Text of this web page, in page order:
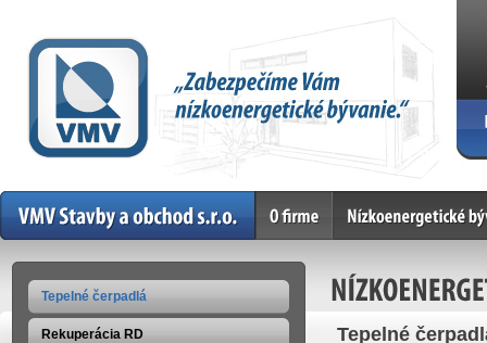
Home
Tepelné čerpadlá
Rekuperácia RD Tepelné